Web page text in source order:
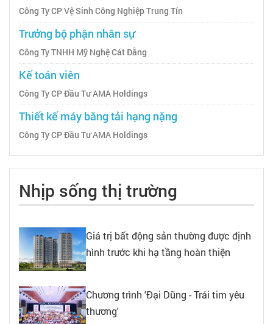
Công Ty CP Vệ Sinh Công Nghiệp Trung Tín
Trưởng bộ phận nhân sự
Công Ty TNHH Mỹ Nghệ Cát Đằng
Kế toán viên
Công Ty CP Đầu Tư AMA Holdings
Thiết kế máy băng tải hạng nặng
Công Ty CP Đầu Tư AMA Holdings
Nhịp sống thị trường
Giá trị bất động sản thường được định
hình trước khi hạ tầng hoàn thiện
Chương trình 'Đại Dũng - Trái tim yêu
thương'